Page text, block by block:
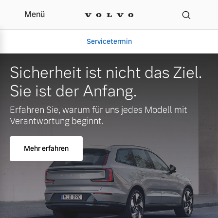
Menü
Servicetermin
Aktuelle Zubehörangebote
Volvo Gebrauchtwagenbörse
Über uns
Unser Team
Sicherheit ist nicht das Ziel.
Sie ist der Anfang.
Erfahren Sie, warum für uns jedes Modell mit
Verantwortung beginnt.
Mehr erfahren